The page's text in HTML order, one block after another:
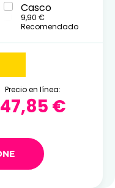
Casco
9,90 €
Recomendado
Precio en línea:
47,85 €